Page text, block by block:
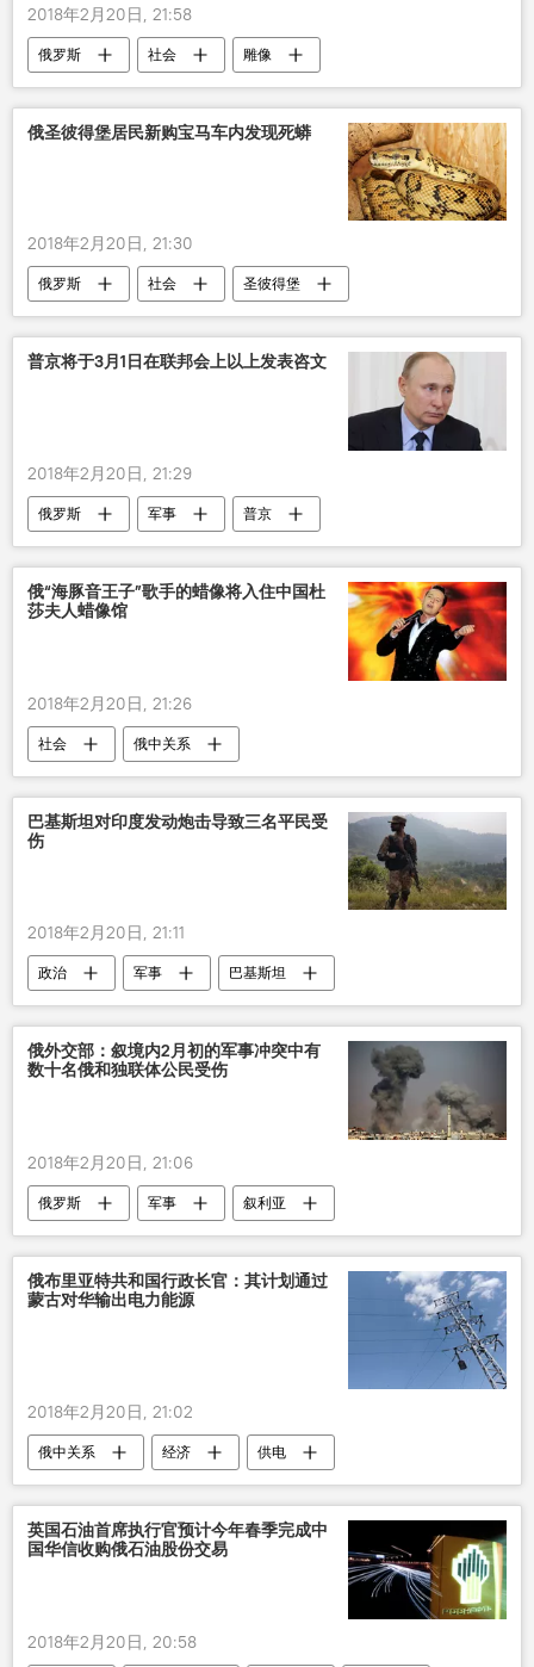
2018年2月20日, 21:58
俄罗斯 社会 雕像
俄圣彼得堡居民新购宝马车内发现死蟒
2018年2月20日, 21:30
俄罗斯 社会 圣彼得堡
普京将于3月1日在联邦会上以上发表咨文
2018年2月20日, 21:29
俄罗斯 军事 普京
俄“海豚音王子”歌手的蜡像将入住中国杜
莎夫人蜡像馆
2018年2月20日, 21:26
社会 俄中关系
巴基斯坦对印度发动炮击导致三名平民受
伤
2018年2月20日, 21:11
政治 军事 巴基斯坦
俄外交部：叙境内2月初的军事冲突中有
数十名俄和独联体公民受伤
2018年2月20日, 21:06
俄罗斯 军事
叙利亚
军事冲突
俄布里亚特共和国行政长官：其计划通过
蒙古对华输出电力能源
2018年2月20日, 21:02
俄中关系 经济 供电
英国石油首席执行官预计今年春季完成中
国华信收购俄石油股份交易
2018年2月20日, 20:58